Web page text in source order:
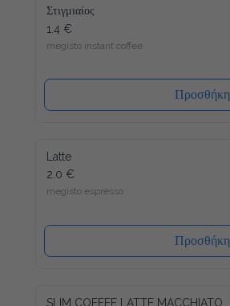
Στιγμιαίος
1.4 €
megisto instant coffee
Προσθήκη
Latte
2.0 €
megisto espresso
Προσθήκη
SLIM COFFEE LATTE MACCHIATO